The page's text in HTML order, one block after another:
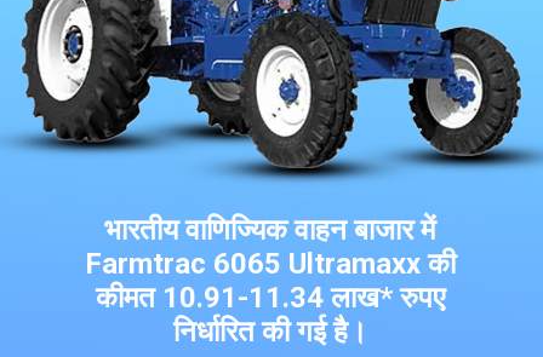
भारतीय वाणिज्यिक वाहन बाजार में
Farmtrac 6065 Ultramaxx की
कीमत 10.91-11.34 लाख* रुपए
निर्धारित की गई है।